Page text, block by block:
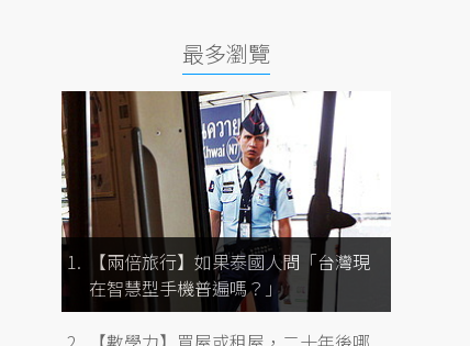
最多瀏覽
【兩倍旅行】如果泰國人問「台灣現
在智慧型手機普遍嗎？」